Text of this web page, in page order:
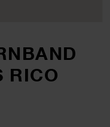
RICO